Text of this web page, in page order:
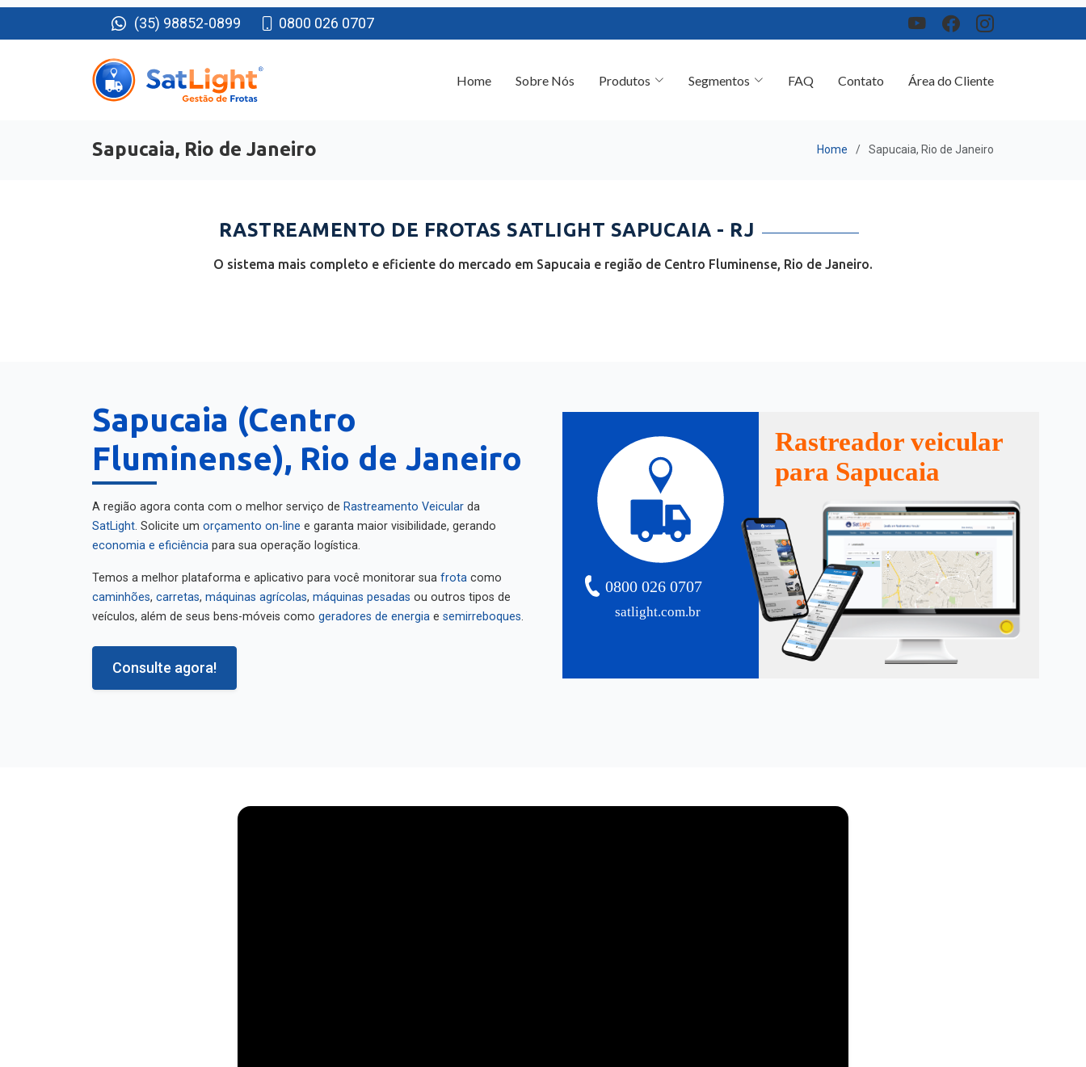
(35) 98852-0899 0800 026 0707
Área do Cliente
Sapucaia, Rio de Janeiro Home Sapucaia, Rio de Janeiro
RASTREAMENTO DE FROTAS SATLIGHT SAPUCAIA - RJ
O sistema mais completo e eficiente do mercado em Sapucaia e região de Centro Fluminense, Rio de Janeiro.
Sapucaia (Centro
Fluminense), Rio de Janeiro
A região agora conta com o melhor serviço de Rastreamento Veicular da
SatLight . Solicite um orçamento on-line e garanta maior visibilidade, gerando
economia e eficiência para sua operação logística.
Temos a melhor plataforma e aplicativo para você monitorar sua frota como
caminhões carretas máquinas agrícolas máquinas pesadas ou outros tipos de
veículos, além de seus bens-móveis como geradores de energia e semirreboques
Consulte agora!
satlight.com.br
0800 026 0707
Rastreador veicular
para Sapucaia